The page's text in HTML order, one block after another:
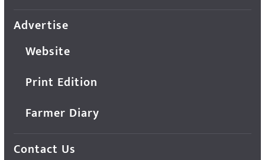
Advertise
Website
Print Edition
Farmer Diary
Contact Us